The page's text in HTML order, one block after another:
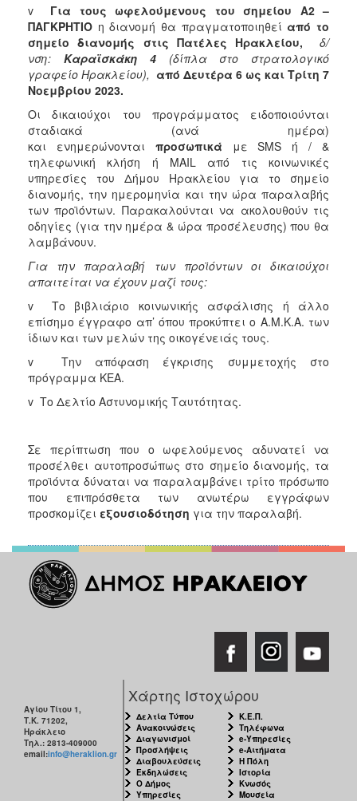
των
Φύλων
Υγεία
Αυτόματοι
Απινιδωτές
ΕΠΙΚΑΙΡΟΤΗΤΑ
ΕΠΙΣΚΕΠΤΗΣ
ΗΡΑΚΛΕΙΟ
v Για τους ωφελούμενους του σημείου Α2 –
ΠΑΓΚΡΗΤΙΟ η διανομή θα πραγματοποιηθείαπό το
σημείο διανομής στις Πατέλες Ηρακλείου, δ/
νση: Καραϊσκάκη 4 (δίπλα στο στρατολογικό
γραφείο Ηρακλείου), από Δευτέρα 6 ως και Τρίτη 7
Νοεμβρίου 2023.
Οι δικαιούχοι του προγράμματος ειδοποιούνται
σταδιακά (ανά ημέρα)
και ενημερώνονται προσωπικά με SMS ή / &
τηλεφωνική κλήση ή MAIL από τις κοινωνικές
υπηρεσίες του Δήμου Ηρακλείου για το σημείο
διανομής, την ημερομηνία και την ώρα παραλαβής
των προϊόντων. Παρακαλούνται να ακολουθούν τις
οδηγίες (για την ημέρα & ώρα προσέλευσης) που θα
λαμβάνουν.
Για την παραλαβή των προϊόντων οι δικαιούχοι
απαιτείται να έχουν μαζί τους:
v Το βιβλιάριο κοινωνικής ασφάλισης ή άλλο
επίσημο έγγραφο απ’ όπου προκύπτει ο Α.Μ.Κ.Α. των
ίδιων και των μελών της οικογένειάς τους.
v Την απόφαση έγκρισης συμμετοχής στο
πρόγραμμα ΚΕΑ.
v Το Δελτίο Αστυνομικής Ταυτότητας.
Σε περίπτωση που ο ωφελούμενος αδυνατεί να
προσέλθει αυτοπροσώπως στο σημείο διανομής, τα
προϊόντα δύναται να παραλαμβάνει τρίτο πρόσωπο
που επιπρόσθετα των ανωτέρω εγγράφων
προσκομίζει εξουσιοδότηση για την παραλαβή.
Αγίου Τίτου 1,
Τ.Κ. 71202,
Ηράκλειο
Τηλ.: 2813-409000
email:info@heraklion.gr
Χάρτης Ιστοχώρου
Δελτία Τύπου
Ανακοινώσεις
Διαγωνισμοί
Προσλήψεις
Διαβουλεύσεις
Εκδηλώσεις
Ο Δήμος
Υπηρεσίες
Κ.Ε.Π.
Τηλέφωνα
e-Υπηρεσίες
e-Αιτήματα
Η Πόλη
Ιστορία
Κνωσός
Μουσεία